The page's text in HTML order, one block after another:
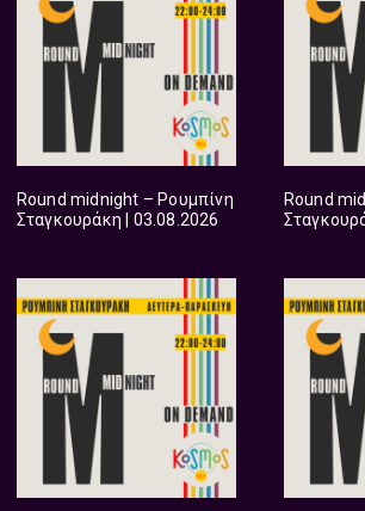
Round midnight – Ρουμπίνη
Σταγκουράκη | 03.08.2026
Round